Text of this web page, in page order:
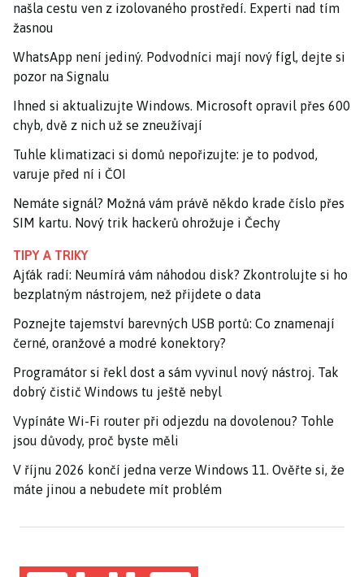
našla cestu ven z izolovaného prostředí. Experti nad tím
žasnou
WhatsApp není jediný. Podvodníci mají nový fígl, dejte si
pozor na Signalu
Ihned si aktualizujte Windows. Microsoft opravil přes 600
chyb, dvě z nich už se zneužívají
Tuhle klimatizaci si domů nepořizujte: je to podvod,
varuje před ní i ČOI
Nemáte signál? Možná vám právě někdo krade číslo přes
SIM kartu. Nový trik hackerů ohrožuje i Čechy
TIPY A TRIKY
Ajťák radí: Neumírá vám náhodou disk? Zkontrolujte si ho
bezplatným nástrojem, než přijdete o data
Poznejte tajemství barevných USB portů: Co znamenají
černé, oranžové a modré konektory?
Programátor si řekl dost a sám vyvinul nový nástroj. Tak
dobrý čistič Windows tu ještě nebyl
Vypínáte Wi-Fi router při odjezdu na dovolenou? Tohle
jsou důvody, proč byste měli
V říjnu 2026 končí jedna verze Windows 11. Ověřte si, že
máte jinou a nebudete mít problém